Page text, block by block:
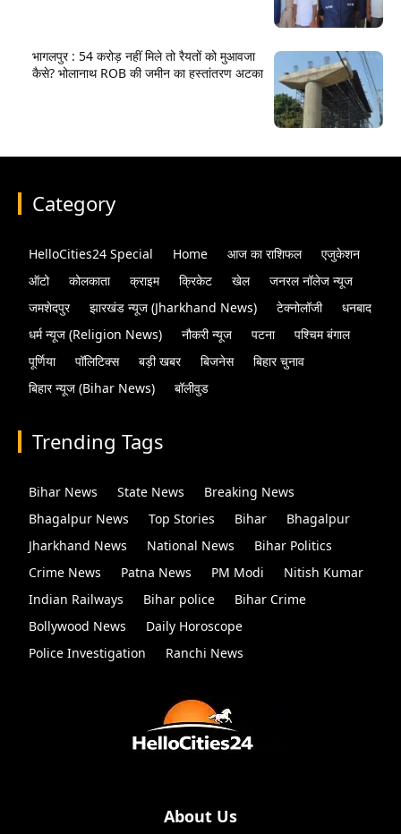
भागलपुर : 54 करोड़ नहीं मिले तो रैयतों को मुआवजा
कैसे? भोलानाथ ROB की जमीन का हस्तांतरण अटका
Category
HelloCities24 Special Home आज का राशिफल
एजुकेशन
ऑटो
कोलकाता क्राइम क्रिकेट खेल
जनरल नॉलेज न्यूज
जमशेदपुर
झारखंड न्यूज (Jharkhand News) टेक्नोलॉजी
धनबाद
धर्म न्यूज (Religion News)
नौकरी न्यूज पटना
पश्चिम बंगाल
पूर्णिया
पॉलिटिक्स बड़ी खबर बिजनेस
बिहार चुनाव
बिहार न्यूज (Bihar News)
बॉलीवुड
Trending Tags
Bihar News State News
Breaking News
Bhagalpur News
Top Stories Bihar
Bhagalpur
Jharkhand News
National News
Bihar Politics
Crime News
Patna News PM Modi
Nitish Kumar
Indian Railways
Bihar police
Bihar Crime
Bollywood News
Daily Horoscope
Police Investigation
Ranchi News
About Us